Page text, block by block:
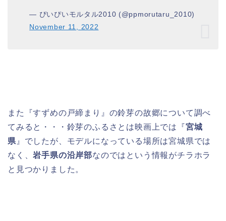
— ぴいぴいモルタル2010 (@ppmorutaru_2010)
November 11, 2022
また『すずめの戸締まり』の鈴芽の故郷について調べ
てみると・・・鈴芽のふるさとは映画上では『宮城
県 』でしたが、モデルになっている場所は宮城県では
なく、岩手県の沿岸部なのではという情報がチラホラ
と見つかりました。